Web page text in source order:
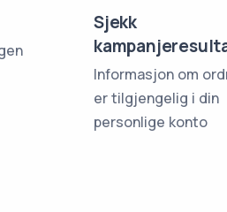
Sjekk
Informasjon om
er tilgjengelig i din
personlige konto